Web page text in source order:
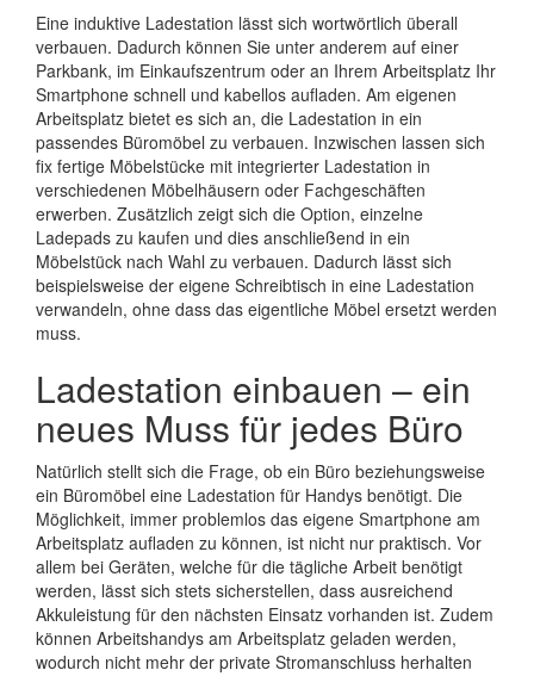
Eine induktive Ladestation lässt sich wortwörtlich überall
verbauen. Dadurch können Sie unter anderem auf einer
Parkbank, im Einkaufszentrum oder an Ihrem Arbeitsplatz Ihr
Smartphone schnell und kabellos aufladen. Am eigenen
Arbeitsplatz bietet es sich an, die Ladestation in ein
passendes Büromöbel zu verbauen. Inzwischen lassen sich
fix fertige Möbelstücke mit integrierter Ladestation in
verschiedenen Möbelhäusern oder Fachgeschäften
erwerben. Zusätzlich zeigt sich die Option, einzelne
Ladepads zu kaufen und dies anschließend in ein
Möbelstück nach Wahl zu verbauen. Dadurch lässt sich
beispielsweise der eigene Schreibtisch in eine Ladestation
verwandeln, ohne dass das eigentliche Möbel ersetzt werden
muss.
Ladestation einbauen – ein
neues Muss für jedes Büro
Natürlich stellt sich die Frage, ob ein Büro beziehungsweise
ein Büromöbel eine Ladestation für Handys benötigt. Die
Möglichkeit, immer problemlos das eigene Smartphone am
Arbeitsplatz aufladen zu können, ist nicht nur praktisch. Vor
allem bei Geräten, welche für die tägliche Arbeit benötigt
werden, lässt sich stets sicherstellen, dass ausreichend
Akkuleistung für den nächsten Einsatz vorhanden ist. Zudem
können Arbeitshandys am Arbeitsplatz geladen werden,
wodurch nicht mehr der private Stromanschluss herhalten